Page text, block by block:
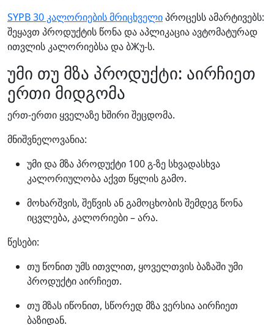
SYPB 30 კალორიების მრიცხველიპროცესს ამარტივებს:
შეყავთ პროდუქტის წონა და აპლიკაცია ავტომატურად
ითვლის კალორიებსა და ბЖუ-ს.
უმი თუ მზა პროდუქტი: აირჩიეთ
ერთი მიდგომა
ერთ-ერთი ყველაზე ხშირი შეცდომა.
მნიშვნელოვანია:
უმი და მზა პროდუქტი 100 გ-ზე სხვადასხვა
კალორიულობა აქვთ წყლის გამო.
მოხარშვის, შეწვის ან გამოცხობის შემდეგ წონა
იცვლება, კალორიები – არა.
წესები:
თუ წონით უმს ითვლით, ყოველთვის ბაზაში უმი
პროდუქტი აირჩიეთ.
თუ მზას იწონით, სწორედ მზა ვერსია აირჩიეთ
ბაზიდან.